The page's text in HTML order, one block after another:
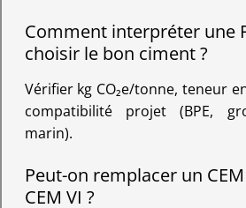
Comment interpréter une
choisir le bon ciment ?
Vérifier kg CO₂e/tonne, teneur
compatibilité projet (BPE,
marin).
Peut-on remplacer un
CEM VI ?